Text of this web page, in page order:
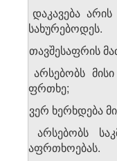
1. დაკავება
ემსახურებოდეს.
2. თავშესაფრის
ა) არსებობს
საფრთხე;
ბ) ვერ ხერხდება
გ) არსებობს
უსაფრთხოებას.